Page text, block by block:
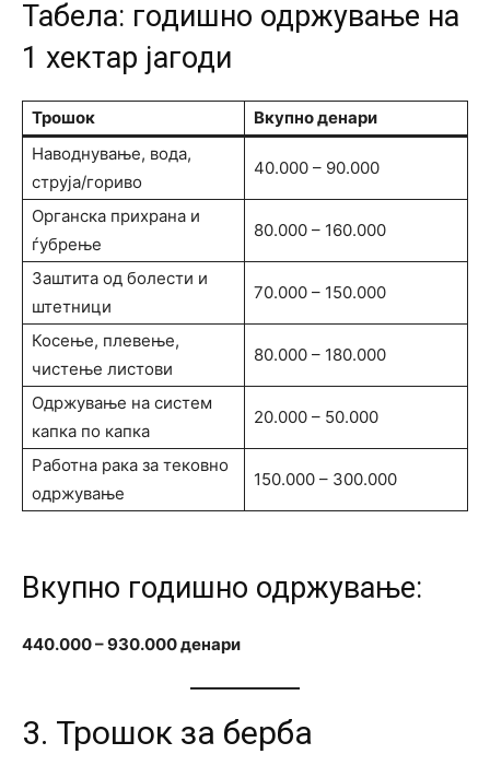
Табела: годишно одржување на
1 хектар јагоди
Трошок
Вкупно денари
Наводнување, вода,
струја/гориво
40.000 – 90.000
Органска прихрана и
ѓубрење
80.000 – 160.000
Заштита од болести и
штетници
70.000 – 150.000
Косење, плевење,
чистење листови
80.000 – 180.000
Одржување на систем
капка по капка
20.000 – 50.000
Работна рака за тековно
одржување
150.000 – 300.000
Вкупно годишно одржување:
440.000 – 930.000 денари
3. Трошок за берба